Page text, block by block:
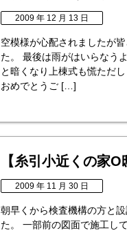
2009 年 12 月 13 日
空模様が心配されましたが
た。 最後は雨がはいらなう
と暗くなり上棟式も慌ただ
おめでとうご […]
【糸引小近くの家
2009 年 11 月 30 日
朝早くから検査機構の方と
た。 一部前の図面で施工し